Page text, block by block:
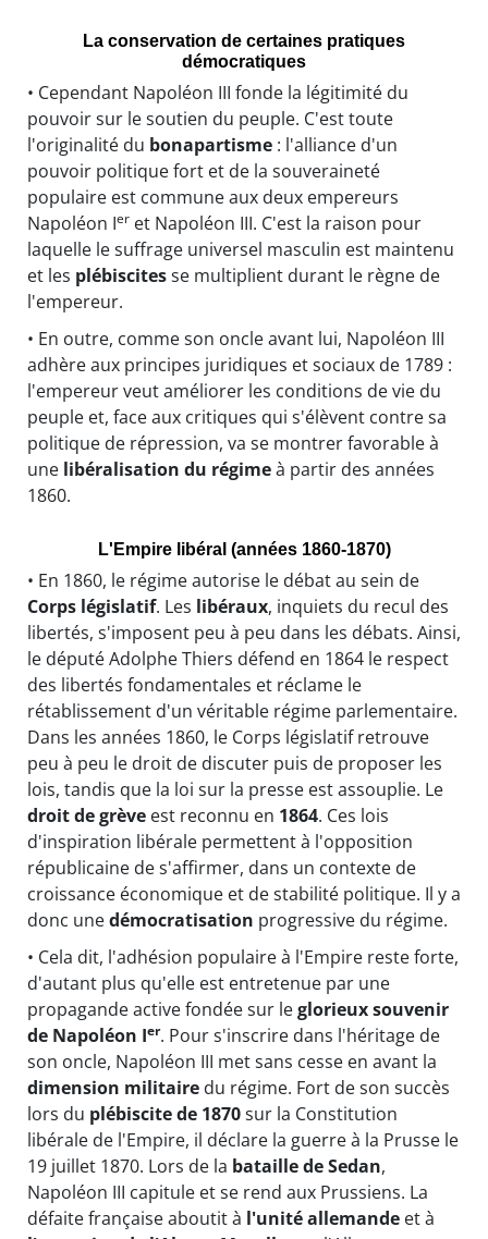
La conservation de certaines pratiques
démocratiques
• Cependant Napoléon III fonde la légitimité du
pouvoir sur le soutien du peuple. C'est toute
l'originalité du bonapartisme : l'alliance d'un
pouvoir politique fort et de la souveraineté
populaire est commune aux deux empereurs
Napoléon Ier et Napoléon III. C'est la raison pour
laquelle le suffrage universel masculin est maintenu
et les plébiscitesse multiplient durant le règne de
l'empereur.
• En outre, comme son oncle avant lui, Napoléon III
adhère aux principes juridiques et sociaux de 1789 :
l'empereur veut améliorer les conditions de vie du
peuple et, face aux critiques qui s'élèvent contre sa
politique de répression, va se montrer favorable à
une libéralisation du régimeà partir des années
1860.
L'Empire libéral (années 1860-1870)
• En 1860, le régime autorise le débat au sein de
Corps législatif. Les libéraux, inquiets du recul des
libertés, s'imposent peu à peu dans les débats. Ainsi,
le député Adolphe Thiers défend en 1864 le respect
des libertés fondamentales et réclame le
rétablissement d'un véritable régime parlementaire.
Dans les années 1860, le Corps législatif retrouve
peu à peu le droit de discuter puis de proposer les
lois, tandis que la loi sur la presse est assouplie. Le
droit de grève est reconnu en 1864. Ces lois
d'inspiration libérale permettent à l'opposition
républicaine de s'affirmer, dans un contexte de
croissance économique et de stabilité politique. Il y a
donc unedémocratisation progressive du régime.
• Cela dit, l'adhésion populaire à l'Empire reste forte,
d'autant plus qu'elle est entretenue par une
propagande active fondée sur leglorieux souvenir
de Napoléon Ier. Pour s'inscrire dans l'héritage de
son oncle, Napoléon III met sans cesse en avant la
dimension militaire du régime. Fort de son succès
lors du plébiscite de 1870sur la Constitution
libérale de l'Empire, il déclare la guerre à la Prusse le
19 juillet 1870. Lors de la bataille de Sedan,
Napoléon III capitule et se rend aux Prussiens. La
défaite française aboutit à l'unité allemande et à